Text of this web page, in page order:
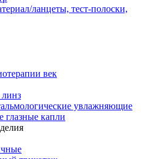
ланцеты, тест-полоски,
век
увлажняющие
капли